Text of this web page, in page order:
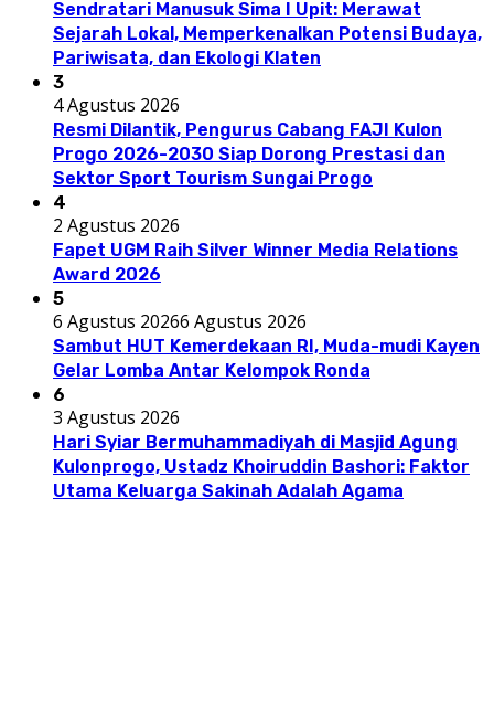
Sendratari Manusuk Sima I Upit: Merawat
Sejarah Lokal, Memperkenalkan Potensi Budaya,
Pariwisata, dan Ekologi Klaten
3
4 Agustus 2026
Resmi Dilantik, Pengurus Cabang FAJI Kulon
Progo 2026-2030 Siap Dorong Prestasi dan
Sektor Sport Tourism Sungai Progo
4
2 Agustus 2026
Fapet UGM Raih Silver Winner Media Relations
Award 2026
5
6 Agustus 20266 Agustus 2026
Sambut HUT Kemerdekaan RI, Muda-mudi Kayen
Gelar Lomba Antar Kelompok Ronda
6
3 Agustus 2026
Hari Syiar Bermuhammadiyah di Masjid Agung
Kulonprogo, Ustadz Khoiruddin Bashori: Faktor
Utama Keluarga Sakinah Adalah Agama